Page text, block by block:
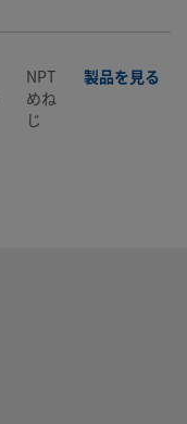
NPT
めね
じ
製品を見る